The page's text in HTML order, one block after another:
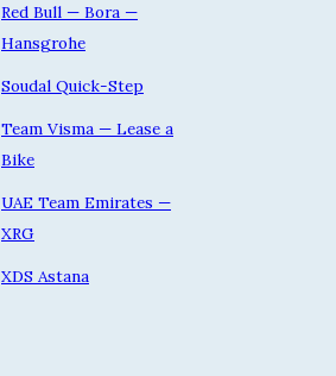
Red Bull — Bora —
Hansgrohe
Soudal Quick-Step
Team Visma — Lease a
Bike
UAE Team Emirates —
XRG
XDS Astana